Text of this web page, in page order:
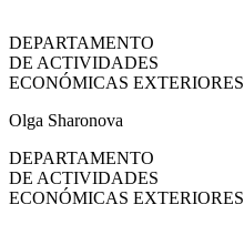
DEPARTAMENTO
DE ACTIVIDADES
ECONÓMICAS EXTERIORES
Olga Sharonova
DEPARTAMENTO
DE ACTIVIDADES
ECONÓMICAS EXTERIORES